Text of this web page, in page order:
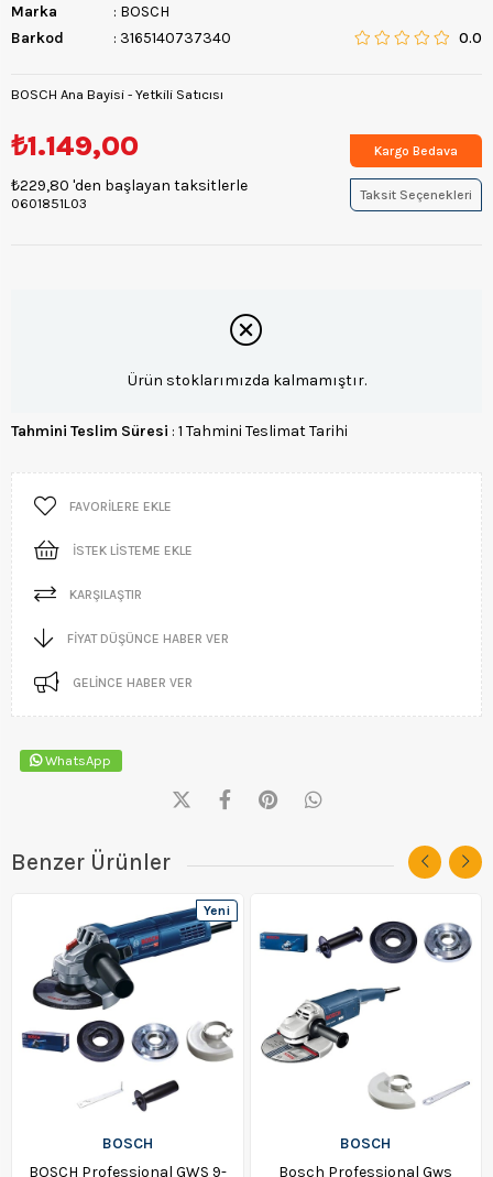
Marka
: BOSCH
Barkod
: 3165140737340 0.0
BOSCH Ana Bayisi - Yetkili Satıcısı
₺1.149,00
₺229,80 'den başlayan taksitlerle
0601851L03
Kargo Bedava
Taksit Seçenekleri
Ürün stoklarımızda kalmamıştır.
Tahmini Teslim Süresi : 1 Tahmini Teslimat Tarihi
FAVORILERE EKLE
İSTEK LISTEME EKLE
KARŞILAŞTIR
FIYAT DÜŞÜNCE HABER VER
GELINCE HABER VER
WhatsApp
Benzer Ürünler
BOSCH
BOSCH Professional GWS 9-
Yeni
Ürün
BOSCH
Bosch Professional Gws